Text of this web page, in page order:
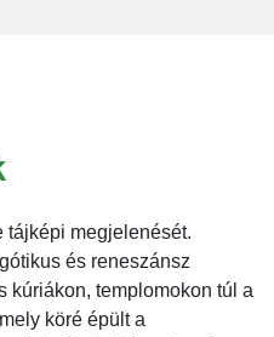
tájképi megjelenését.
és reneszánsz
kúriákon, templomokon túl a
köré épült a